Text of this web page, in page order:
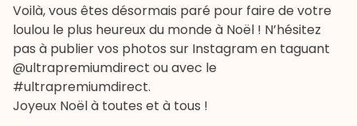
Voilà, vous êtes désormais paré pour faire de votre
loulou le plus heureux du monde à Noël ! N’hésitez
pas à publier vos photos sur Instagram en taguant
@ultrapremiumdirect ou avec le
#ultrapremiumdirect.
Joyeux Noël à toutes et à tous !